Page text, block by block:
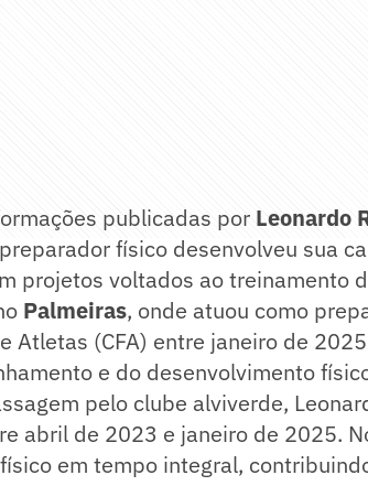
publicadas por Leonardo
físico desenvolveu sua
projetos voltados ao treinamento
Palmeiras, onde atuou como
Atletas (CFA) entre janeiro de
e do desenvolvimento
pelo clube alviverde,
abril de 2023 e janeiro de 2025.
em tempo integral,